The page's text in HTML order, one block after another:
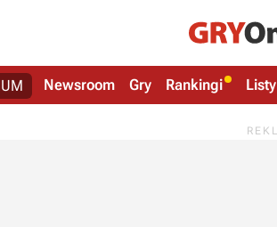
Newsroom Gry Rankingi Listy